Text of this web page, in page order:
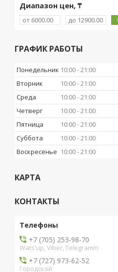
Диапазон цен, ₸
ГРАФИК РАБОТЫ
Понедельник 10:00 21:00
Вторник
10:00 21:00
Среда
10:00 21:00
Четверг
10:00 21:00
Пятница
10:00 21:00
Суббота
10:00 21:00
Воскресенье 10:00 21:00
КАРТА
КОНТАКТЫ
+7 (705) 253-98-70
Wats'up, Viber, Telegramm
+7 (727) 973-62-52
Городской